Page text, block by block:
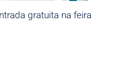
gratuita na feira